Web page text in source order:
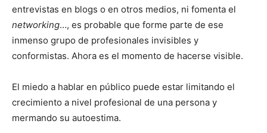
entrevistas en blogs o en otros medios, ni fomenta el
networking…, es probable que forme parte de ese
inmenso grupo de profesionales invisibles y
conformistas. Ahora es el momento de hacerse visible.
El miedo a hablar en público puede estar limitando el
crecimiento a nivel profesional de una persona y
mermando su autoestima.